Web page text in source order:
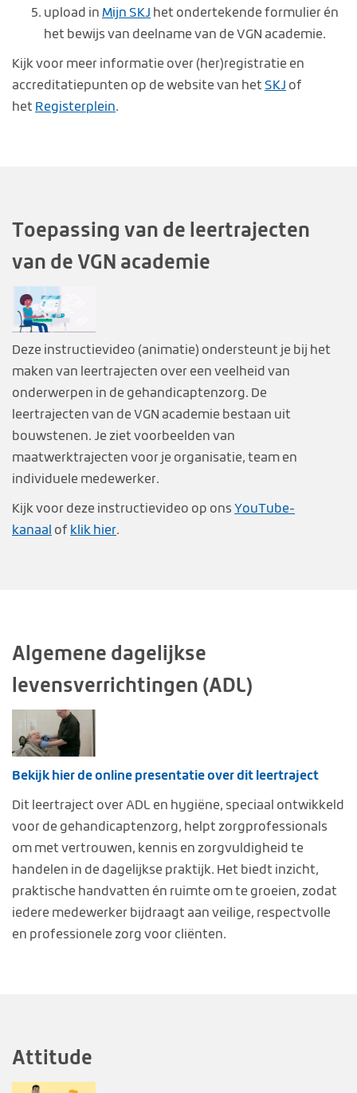
upload in Mijn SKJ het ondertekende formulier én
het bewijs van deelname van de VGN academie.
Kijk voor meer informatie over (her)registratie en
accreditatiepunten op de website van het SKJ of
het Registerplein.
Toepassing van de leertrajecten
van de VGN academie
Deze instructievideo (animatie) ondersteunt je bij het
maken van leertrajecten over een veelheid van
onderwerpen in de gehandicaptenzorg. De
leertrajecten van de VGN academie bestaan uit
bouwstenen. Je ziet voorbeelden van
maatwerktrajecten voor je organisatie, team en
individuele medewerker.
Kijk voor deze instructievideo op ons YouTube-
kanaal of klik hier.
Algemene dagelijkse
levensverrichtingen (ADL)
Bekijk hier de online presentatie over dit leertraject
Dit leertraject over ADL en hygiëne, speciaal ontwikkeld
voor de gehandicaptenzorg, helpt zorgprofessionals
om met vertrouwen, kennis en zorgvuldigheid te
handelen in de dagelijkse praktijk. Het biedt inzicht,
praktische handvatten én ruimte om te groeien, zodat
iedere medewerker bijdraagt aan veilige, respectvolle
en professionele zorg voor cliënten.
Attitude